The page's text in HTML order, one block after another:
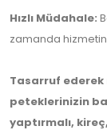
Hızlı Müdahale:
zamanda
Tasarruf ederek
peteklerinizin
yaptırmalı,